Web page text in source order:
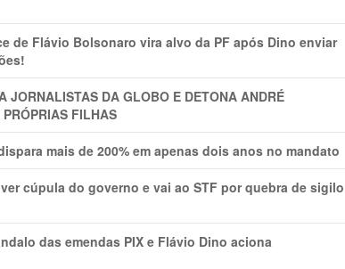
de Flávio Bolsonaro vira alvo da PF após Dino enviar
JORNALISTAS DA GLOBO E DETONA ANDRÉ
FILHAS
mais de 200% em apenas dois anos no mandato
cúpula do governo e vai ao STF por quebra de sigilo
das emendas PIX e Flávio Dino aciona